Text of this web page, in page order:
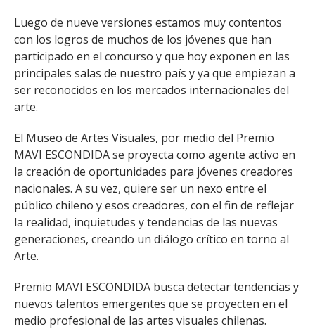
Luego de nueve versiones estamos muy contentos
con los logros de muchos de los jóvenes que han
participado en el concurso y que hoy exponen en las
principales salas de nuestro país y ya que empiezan a
ser reconocidos en los mercados internacionales del
arte.
El Museo de Artes Visuales, por medio del Premio
MAVI ESCONDIDA se proyecta como agente activo en
la creación de oportunidades para jóvenes creadores
nacionales. A su vez, quiere ser un nexo entre el
público chileno y esos creadores, con el fin de reflejar
la realidad, inquietudes y tendencias de las nuevas
generaciones, creando un diálogo crítico en torno al
Arte.
Premio MAVI ESCONDIDA busca detectar tendencias y
nuevos talentos emergentes que se proyecten en el
medio profesional de las artes visuales chilenas.